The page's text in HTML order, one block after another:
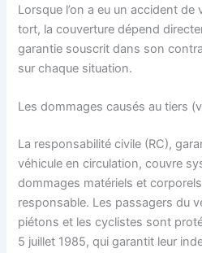
Lorsque l’on a eu un accident de
tort, la couverture dépend
garantie souscrit dans son
sur chaque situation.
Les dommages causés au tiers
La responsabilité civile (RC),
véhicule en circulation, couvre
dommages matériels et
responsable. Les passagers du
piétons et les cyclistes sont
5 juillet 1985, qui garantit leur